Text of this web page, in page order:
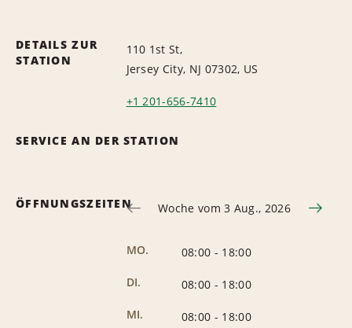
DETAILS ZUR
STATION
110 1st St,
Jersey City, NJ 07302, US
+1 201-656-7410
SERVICE AN DER STATION
ÖFFNUNGSZEITEN Woche vom 3 Aug., 2026
MO. 08:00 - 18:00
DI.
08:00 - 18:00
MI.
08:00 - 18:00